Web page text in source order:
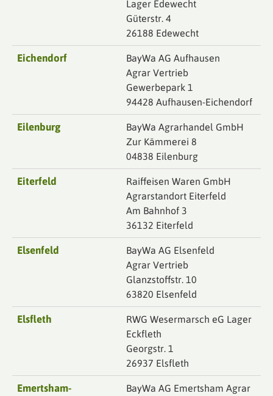
Lager Edewecht
Güterstr. 4
26188 Edewecht
Eichendorf
BayWa AG Aufhausen
Agrar Vertrieb
Gewerbepark 1
94428 Aufhausen-Eichendorf
Eilenburg
BayWa Agrarhandel GmbH
Zur Kämmerei 8
04838 Eilenburg
Eiterfeld
Raiffeisen Waren GmbH
Agrarstandort Eiterfeld
Am Bahnhof 3
36132 Eiterfeld
Elsenfeld
BayWa AG Elsenfeld
Agrar Vertrieb
Glanzstoffstr. 10
63820 Elsenfeld
Elsfleth
RWG Wesermarsch eG Lager
Eckfleth
Georgstr. 1
26937 Elsfleth
Emertsham-
BayWa AG Emertsham Agrar